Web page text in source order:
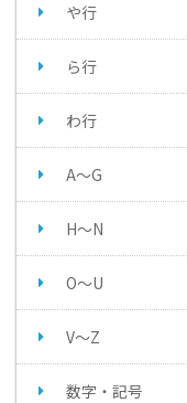
や行
ら行
わ行
A～G
H～N
O～U
V～Z
数字・記号